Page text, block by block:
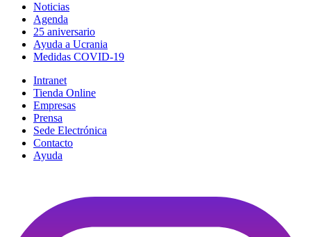
Noticias
Agenda
25 aniversario
Ayuda a Ucrania
Medidas COVID-19
Intranet
Tienda Online
Empresas
Prensa
Sede Electrónica
Contacto
Ayuda